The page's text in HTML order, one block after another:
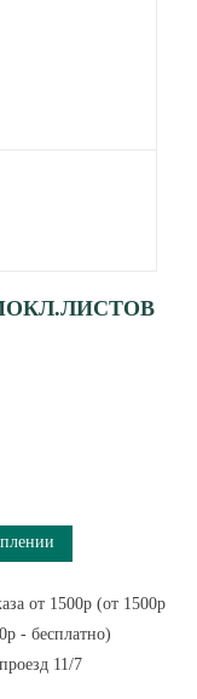
от 1500р (от 1500р
- бесплатно)
11/7